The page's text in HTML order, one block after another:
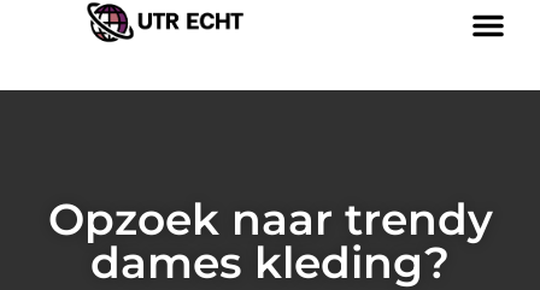
Opzoek naar trendy
dames kleding?